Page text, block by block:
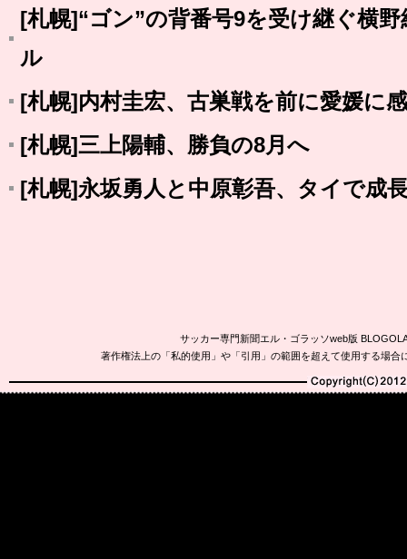
[札幌]“ゴン”の背番号9を受け継ぐ横
ル
[札幌]内村圭宏、古巣戦を前に愛媛に
[札幌]三上陽輔、勝負の8月へ
[札幌]永坂勇人と中原彰吾、タイで成
サッカー専門新聞エル・ゴラッソweb版
著作権法上の「私的使用」や「引用」の範囲を超えて使用する場
Copyright(C)2010-